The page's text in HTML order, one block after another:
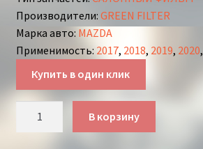
Производители: GREEN FILTER
Марка авто: MAZDA
Применимость: 2017, 2018, 2019, 2020,
Купить в один клик
В корзину